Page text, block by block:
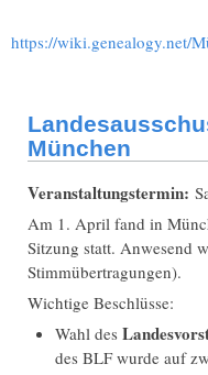
https://wiki.genealogy.net/
München
Veranstaltungstermin:
Am 1. April fand in
Sitzung statt. Anwesend
Stimmübertragungen).
Wichtige Beschlüsse:
Wahl des
des BLF wurde auf